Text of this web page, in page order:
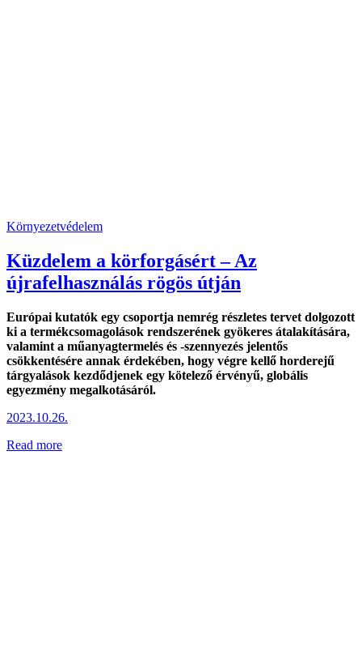
Környezetvédelem
Küzdelem a körforgásért – Az
újrafelhasználás rögös útján
Európai kutatók egy csoportja nemrég részletes tervet dolgozott
ki a termékcsomagolások rendszerének gyökeres átalakítására,
valamint a műanyagtermelés és -szennyezés jelentős
csökkentésére annak érdekében, hogy végre kellő horderejű
tárgyalások kezdődjenek egy kötelező érvényű, globális
egyezmény megalkotásáról.
2023.10.26.
Read more